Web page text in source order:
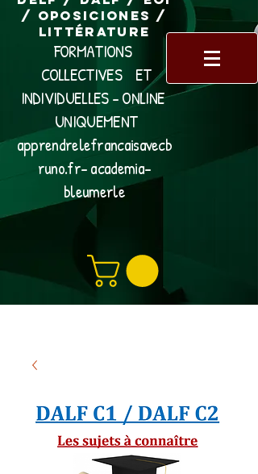
/ Oposiciones /
Littérature
FORMATIONS
COLLECTIVES ET
INDIVIDUELLES - ONLINE
UNIQUEMENT
apprendrelefrancaisavecb
runo.fr- academia-
bleumerle